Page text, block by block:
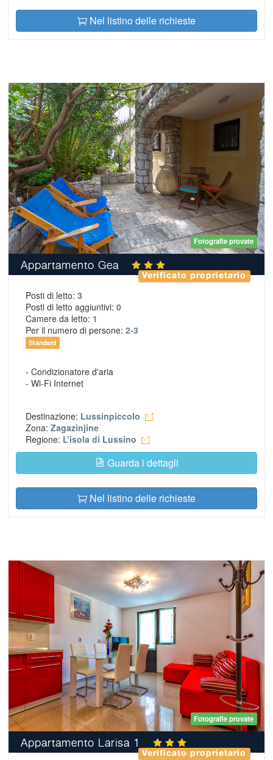
Nel listino delle richieste
Fotografie provate
Appartamento Gea
Verificato proprietario
Posti di letto: 3
Posti di letto aggiuntivi: 0
Camere da letto: 1
Per il numero di persone: 2-3
Standard
- Condizionatore d'aria
- Wi-Fi Internet
Destinazione: Lussinpiccolo
Zona: Zagazinjine
Regione: L’isola di Lussino
Guarda i dettagli
Nel listino delle richieste
Fotografie provate
Appartamento Larisa 1
Verificato proprietario